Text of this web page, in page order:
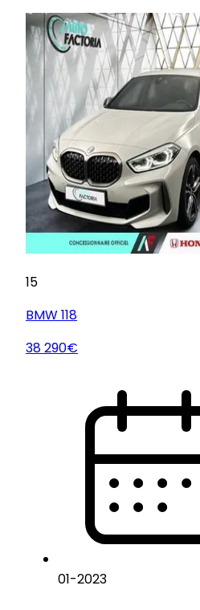
15
BMW118
38 290€
01-2023